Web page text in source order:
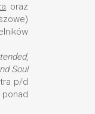
oraz
,
Soul
p/d